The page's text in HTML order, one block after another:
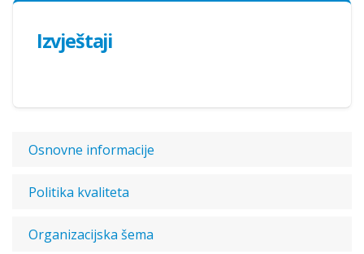
Izvještaji
Osnovne informacije
Politika kvaliteta
Organizаcijska šema